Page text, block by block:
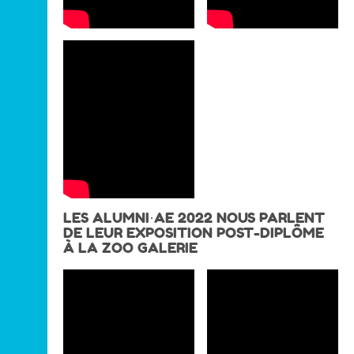
LES ALUMNI·AE 2022 NOUS PARLENT
DE LEUR EXPOSITION POST-DIPLÔME
À LA ZOO GALERIE